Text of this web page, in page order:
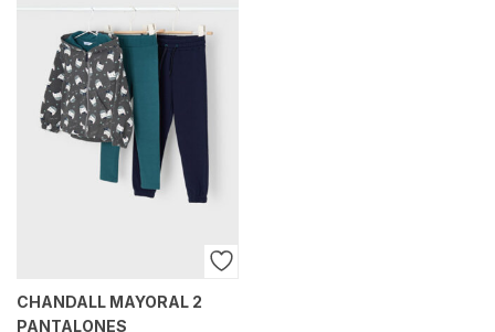
CHANDALL MAYORAL 2
PANTALONES